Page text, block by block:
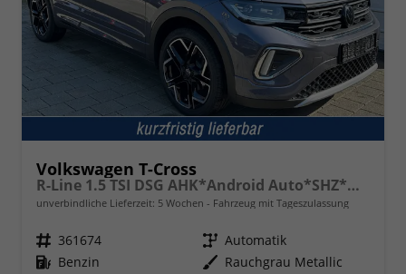
Volkswagen T-Cross
R-Line 1.5 TSI DSG AHK*Android Auto*SHZ*Matrix-LED*Kamera*Keyless*18"
unverbindliche Lieferzeit: 5 Wochen Fahrzeug mit Tageszulassung
Fahrzeugnr. 361674 Getriebe Automatik
Kraftstoff Benzin Außenfarbe Rauchgrau Metallic